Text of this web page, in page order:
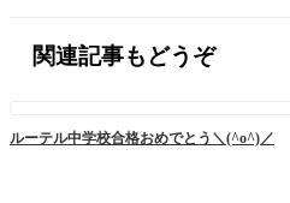
関連記事もどうぞ
ルーテル中学校合格おめでとう＼(^o^)／